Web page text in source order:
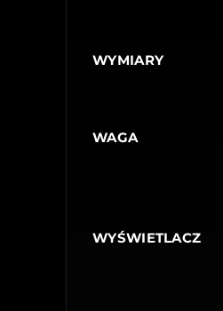
WYMIARY
WAGA
WYŚWIETLACZ